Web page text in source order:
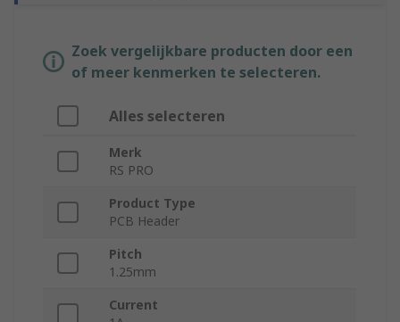
Zoek vergelijkbare producten door een
of meer kenmerken te selecteren.
Alles selecteren
Merk
RS PRO
Product Type
PCB Header
Pitch
1.25mm
Current